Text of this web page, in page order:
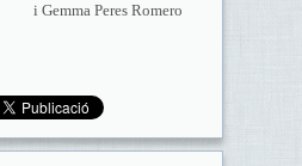
i Gemma Peres Romero